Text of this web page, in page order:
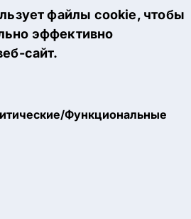
файлы cookie, чтобы
эффективно
сайт.
Функциональные